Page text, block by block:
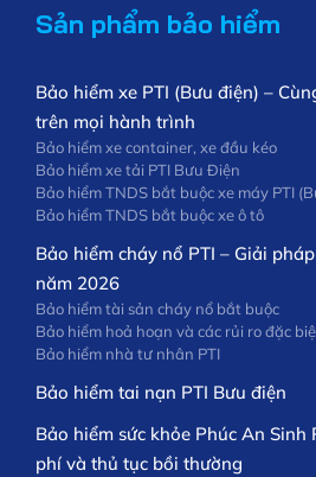
Sản phẩm bảo hiểm
Bảo hiểm xe PTI (Bưu điện) –
trên mọi hành trình
Bảo hiểm xe container, xe đầu kéo
Bảo hiểm xe tải PTI Bưu Điện
Bảo hiểm TNDS bắt buộc xe máy PTI
Bảo hiểm TNDS bắt buộc xe ô tô
Bảo hiểm cháy nổ PTI – Giải
năm 2026
Bảo hiểm tài sản cháy nổ bắt buộc
Bảo hiểm hoả hoạn và các rủi ro đặc
Bảo hiểm nhà tư nhân PTI
Bảo hiểm tai nạn PTI Bưu điện
Bảo hiểm sức khỏe Phúc An Sinh
phí và thủ tục bồi thường